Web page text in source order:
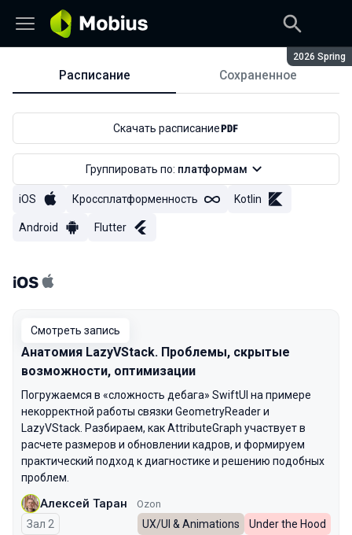
Сезон:
2026 Spring
Расписание
Расписание Сохраненное
iOS Кроссплатформенность Kotlin
Android Flutter
Скачать расписание
Группировать по: платформам
iOS
Смотреть запись
Анатомия LazyVStack. Проблемы, скрытые
возможности, оптимизации
Погружаемся в «сложность дебага» SwiftUI на примере
некорректной работы связки GeometryReader и
LazyVStack. Разбираем, как AttributeGraph участвует в
расчете размеров и обновлении кадров, и формируем
практический подход к диагностике и решению подобных
проблем.
Алексей Таран Ozon
Зал 2 UX/UI & Animations Under the Hood